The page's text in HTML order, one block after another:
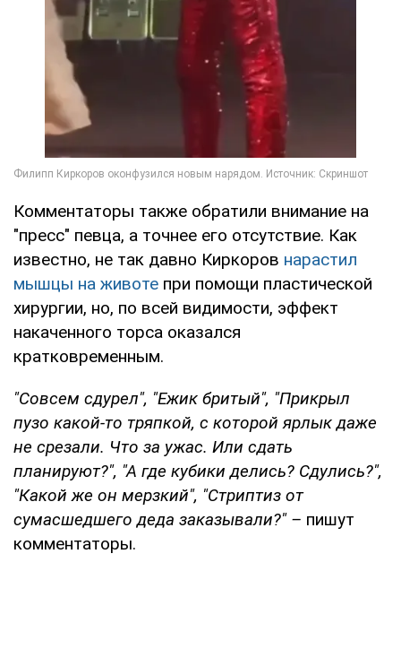
Комментаторы также обратили внимание на
"пресс" певца, а точнее его отсутствие. Как
известно, не так давно Киркоров нарастил
мышцы на животе при помощи пластической
хирургии, но, по всей видимости, эффект
накаченного торса оказался
кратковременным.
"Совсем сдурел", "Ежик бритый", "Прикрыл
пузо какой-то тряпкой, с которой ярлык даже
не срезали. Что за ужас. Или сдать
планируют?", "А где кубики делись? Сдулись?",
"Какой же он мерзкий", "Стриптиз от
сумасшедшего деда заказывали?" – пишут
комментаторы.